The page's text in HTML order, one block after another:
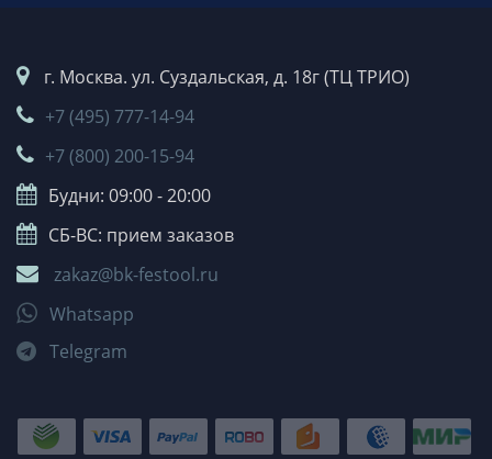
г. Москва. ул. Суздальская, д. 18г (ТЦ ТРИО)
+7 (495) 777-14-94
+7 (800) 200-15-94
Будни: 09:00 - 20:00
СБ-ВС: прием заказов
zakaz@bk-festool.ru
Whatsapp
Telegram